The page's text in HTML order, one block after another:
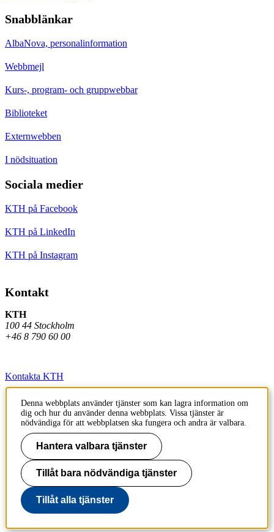
Snabblänkar
AlbaNova, personalinformation
Webbmejl
Kurs-, program- och gruppwebbar
Biblioteket
Externwebben
I nödsituation
Sociala medier
KTH på Facebook
KTH på LinkedIn
KTH på Instagram
Kontakt
KTH
100 44 Stockholm
+46 8 790 60 00
Kontakta KTH
Jobba på KTH
Press och media
Faktura och betalning KTH
Om KTH:s webbplatser
Tillgänglighetsredogörelse
Denna webbplats använder tjänster som kan lagra information om
dig och hur du använder denna webbplats. Vissa tjänster är
nödvändiga för att webbplatsen ska fungera och andra är valbara.
Hantera valbara tjänster
Tillåt bara nödvändiga tjänster
Tillåt alla tjänster